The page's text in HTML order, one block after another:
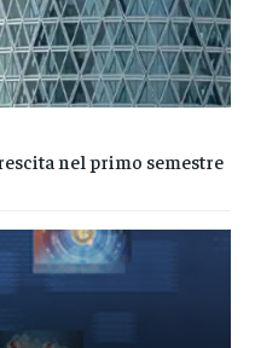
nel primo semestre